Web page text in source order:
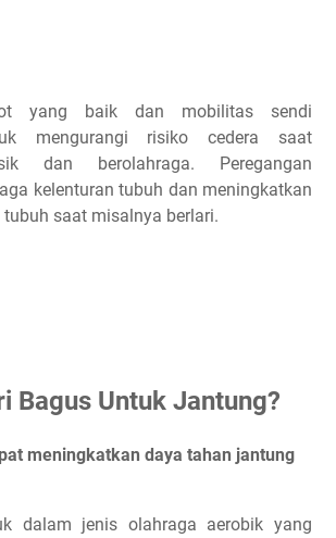
yang baik dan mobilitas sendi
mengurangi risiko cedera saat
dan berolahraga. Peregangan
kelenturan tubuh dan meningkatkan
saat misalnya berlari.
Bagus Untuk Jantung?
meningkatkan daya tahan jantung
dalam jenis olahraga aerobik yang